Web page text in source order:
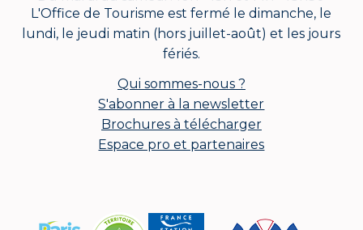
L'Office de Tourisme est fermé le dimanche, le
lundi, le jeudi matin (hors juillet-août) et les jours
fériés.
Qui sommes-nous ?
S'abonner à la newsletter
Brochures à télécharger
Espace pro et partenaires